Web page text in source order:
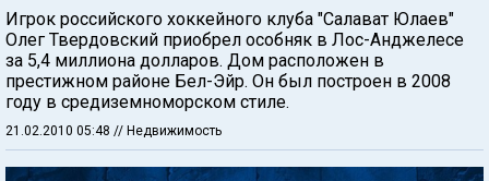
Игрок российского хоккейного клуба "Салават Юлаев"
Олег Твердовский приобрел особняк в Лос-Анджелесе
за 5,4 миллиона долларов. Дом расположен в
престижном районе Бел-Эйр. Он был построен в 2008
году в средиземноморском стиле.
21.02.2010 05:48 // Недвижимость